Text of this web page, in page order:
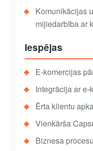
Komunikācijas
mijiedarbība ar
Iespējas
E-komercijas
Integrācija ar
Ērta klientu
Vienkārša
Biznesa